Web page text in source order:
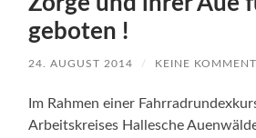
geboten !
24. AUGUST 2014 / KEINE
Im Rahmen einer
Arbeitskreises Hallesche